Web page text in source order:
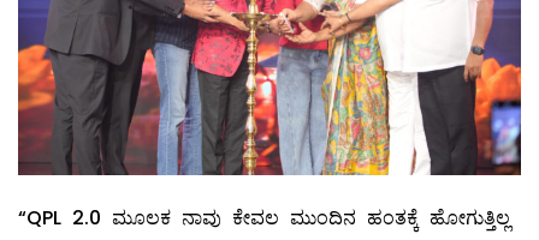
“QPL 2.0 ಮೂಲಕ ನಾವು ಕೇವಲ ಮುಂದಿನ ಹಂತಕ್ಕೆ ಹೋಗುತ್ತಿಲ್ಲ